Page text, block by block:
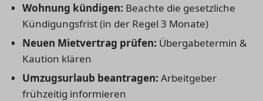
Wohnung kündigen: Beachte die gesetzliche
Kündigungsfrist (in der Regel 3 Monate)
Neuen Mietvertrag prüfen: Übergabetermin &
Kaution klären
Umzugsurlaub beantragen: Arbeitgeber
frühzeitig informieren